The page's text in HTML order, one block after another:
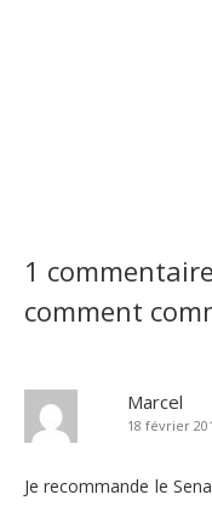
1
comment
Marcel
18 février
Je recommande le